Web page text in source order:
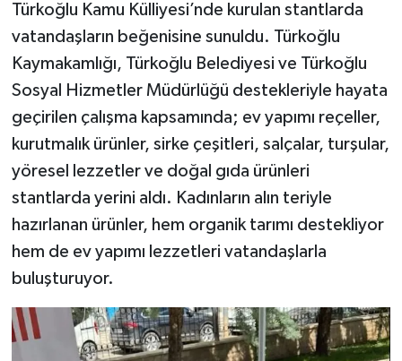
Türkoğlu Kamu Külliyesi’nde kurulan stantlarda
vatandaşların beğenisine sunuldu. Türkoğlu
Kaymakamlığı, Türkoğlu Belediyesi ve Türkoğlu
Sosyal Hizmetler Müdürlüğü destekleriyle hayata
geçirilen çalışma kapsamında; ev yapımı reçeller,
kurutmalık ürünler, sirke çeşitleri, salçalar, turşular,
yöresel lezzetler ve doğal gıda ürünleri
stantlarda yerini aldı. Kadınların alın teriyle
hazırlanan ürünler, hem organik tarımı destekliyor
hem de ev yapımı lezzetleri vatandaşlarla
buluşturuyor.